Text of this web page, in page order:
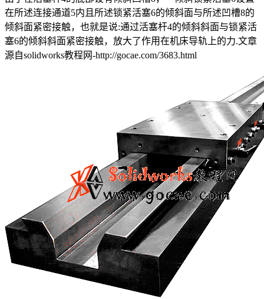
在所述连接通道5内且所述锁紧活塞6的倾斜面与所述凹槽8的
倾斜面紧密接触，也就是说:通过活塞杆4的倾斜斜面与锁紧活
塞6的倾斜斜面紧密接触，放大了作用在机床导轨上的力.文章
源自solidworks教程网-http://gocae.com/3683.html